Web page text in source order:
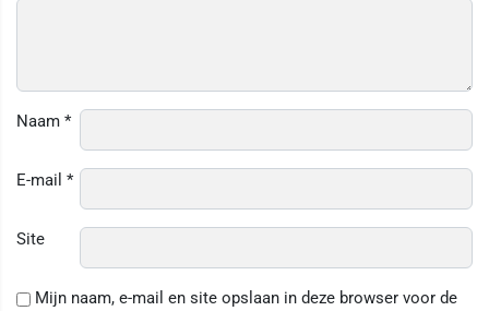
Naam *
E-mail *
Site
Mijn naam, e-mail en site opslaan in deze browser voor de